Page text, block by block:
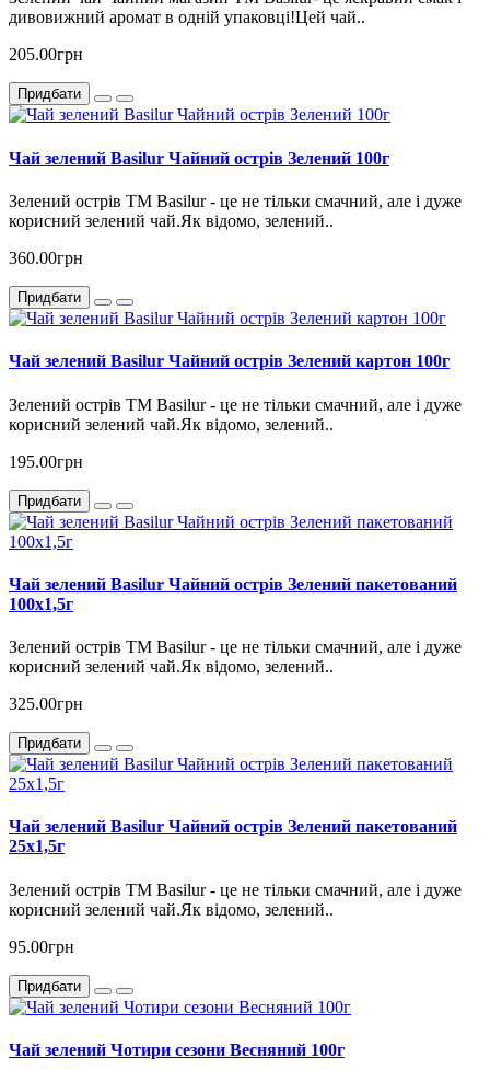
дивовижний аромат в одній упаковці!Цей чай..
205.00грн
Придбати
Чай зелений Basilur Чайний острів Зелений 100г
Зелений острів ТМ Basilur - це не тільки смачний, але і дуже
корисний зелений чай.Як відомо, зелений..
360.00грн
Придбати
Чай зелений Basilur Чайний острів Зелений картон 100г
Зелений острів ТМ Basilur - це не тільки смачний, але і дуже
корисний зелений чай.Як відомо, зелений..
195.00грн
Придбати
Чай зелений Basilur Чайний острів Зелений пакетований
100х1,5г
Зелений острів ТМ Basilur - це не тільки смачний, але і дуже
корисний зелений чай.Як відомо, зелений..
325.00грн
Придбати
Чай зелений Basilur Чайний острів Зелений пакетований
25х1,5г
Зелений острів ТМ Basilur - це не тільки смачний, але і дуже
корисний зелений чай.Як відомо, зелений..
95.00грн
Придбати
Чай зелений Чотири сезони Весняний 100г